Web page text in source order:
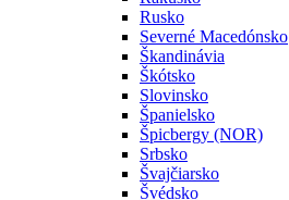
Rusko
Severné Macedónsko
Škandinávia
Škótsko
Slovinsko
Španielsko
Špicbergy (NOR)
Srbsko
Švajčiarsko
Švédsko